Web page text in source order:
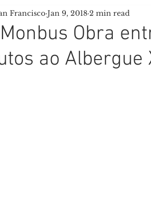
Igrexa San Francisco
Obra
ao Albergue
Francisco Jan 9, 2018 2 min read